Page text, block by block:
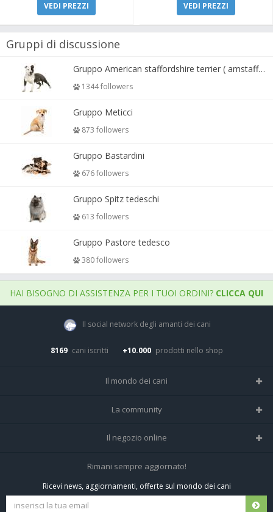
VEDI PREZZI VEDI PREZZI
Gruppi di discussione
Gruppo American staffordshire terrier ( amstaff, amastaff )
1344 followers
Gruppo Meticci
873 followers
Gruppo Bastardini
676 followers
Gruppo Spitz tedeschi
613 followers
Gruppo Pastore tedesco
380 followers
HAI BISOGNO DI ASSISTENZA PER I TUOI ORDINI? CLICCA QUI
Il social network degli amanti dei cani
8169 cani iscritti +10.000 prodotti nello shop
Il mondo dei cani
Tutte le razze
La community
Home
Tutti i cani iscritti
Il negozio online
Negozio per cani
Spedizioni e resi
Rimani sempre aggiornato!
Ricevi news, aggiornamenti, offerte sul mondo dei cani